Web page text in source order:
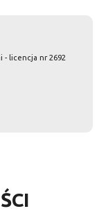
- licencja nr 2692